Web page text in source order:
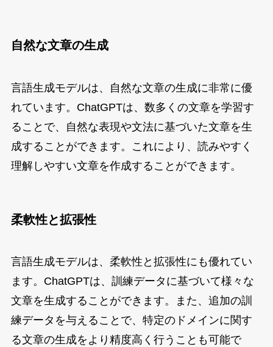
自然な文章の生成
言語生成モデルは、自然な文章の生成に非常に優
れています。ChatGPTは、数多くの文章を学習す
ることで、自然な表現や文法に基づいた文章を生
成することができます。これにより、読みやすく
理解しやすい文章を作成することができます。
柔軟性と拡張性
言語生成モデルは、柔軟性と拡張性にも優れてい
ます。ChatGPTは、訓練データに基づいて様々な
文章を生成することができます。また、追加の訓
練データを与えることで、特定のドメインに関す
る文章の生成をより精度高く行うことも可能で